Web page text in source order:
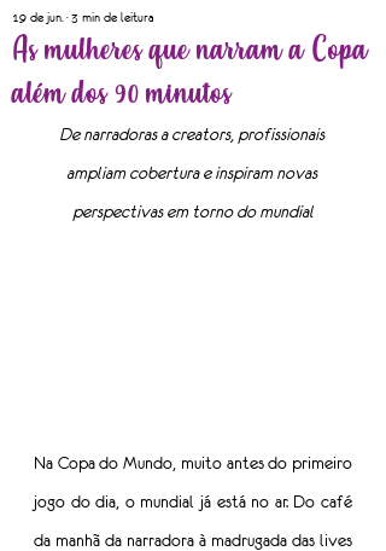
As mulheres que narram a Copa
além dos 90 minutos
19 de jun. 3 min de leitura
De narradoras a creators, profissionais
ampliam cobertura e inspiram novas
perspectivas em torno do mundial
Na Copa do Mundo, muito antes do primeiro
jogo do dia, o mundial já está no ar. Do café
da manhã da narradora à madrugada das lives